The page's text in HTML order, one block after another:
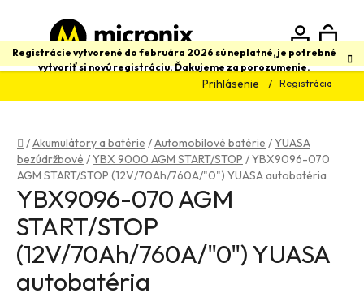
obsah
Registrácie vytvorené do februára 2026 sú neplatné, je potrebné
vytvoriť si novú registráciu. Ďakujeme za porozumenie.
Prihlásenie Registrácia
Hľadať
Domov
/Akumulátory a batérie /Automobilové batérie /YUASA
bezúdržbové /YBX 9000 AGM START/STOP /YBX9096-070
AGM START/STOP (12V/70Ah/760A/"0") YUASA autobatéria
YBX9096-070 AGM
START/STOP
(12V/70Ah/760A/"0") YUASA
autobatéria